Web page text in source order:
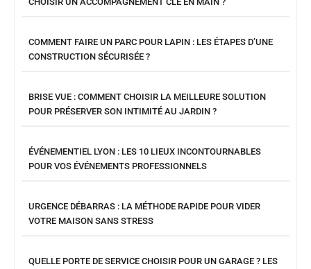
COMMENT FAIRE UN PARC POUR LAPIN : LES ÉTAPES D’UNE
CONSTRUCTION SÉCURISÉE ?
BRISE VUE : COMMENT CHOISIR LA MEILLEURE SOLUTION
POUR PRÉSERVER SON INTIMITÉ AU JARDIN ?
ÉVÉNEMENTIEL LYON : LES 10 LIEUX INCONTOURNABLES
POUR VOS ÉVÉNEMENTS PROFESSIONNELS
URGENCE DÉBARRAS : LA MÉTHODE RAPIDE POUR VIDER
VOTRE MAISON SANS STRESS
QUELLE PORTE DE SERVICE CHOISIR POUR UN GARAGE ? LES